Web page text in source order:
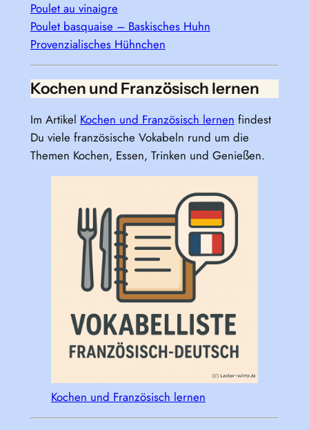
Poulet au vinaigre
Poulet basquaise – Baskisches Huhn
Provenzialisches Hühnchen
Kochen und Französisch lernen
Im Artikel Kochen und Französisch lernen findest
Du viele französische Vokabeln rund um die
Themen Kochen, Essen, Trinken und Genießen.
Kochen und Französisch lernen